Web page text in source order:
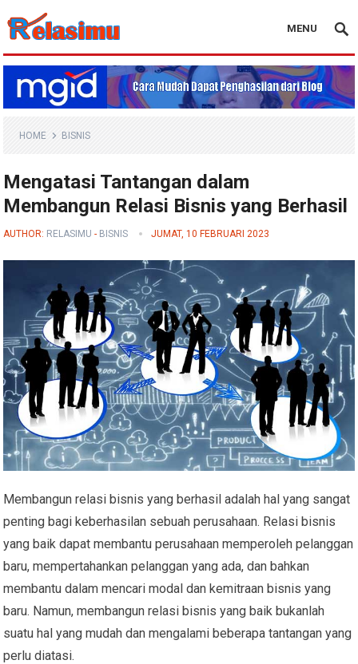
Blog Relasimu
MENU
HOME BISNIS
Mengatasi Tantangan dalam
Membangun Relasi Bisnis yang Berhasil
AUTHOR: RELASIMU - BISNIS JUMAT, 10 FEBRUARI 2023
Membangun relasi bisnis yang berhasil adalah hal yang sangat
penting bagi keberhasilan sebuah perusahaan. Relasi bisnis
yang baik dapat membantu perusahaan memperoleh pelanggan
baru, mempertahankan pelanggan yang ada, dan bahkan
membantu dalam mencari modal dan kemitraan bisnis yang
baru. Namun, membangun relasi bisnis yang baik bukanlah
suatu hal yang mudah dan mengalami beberapa tantangan yang
perlu diatasi.